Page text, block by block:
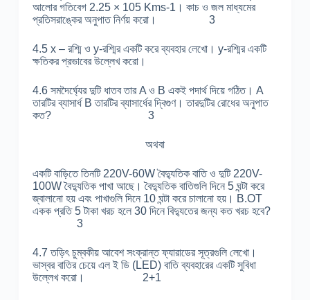
আলোর গতিবেগ 2.25 × 105 Kms-1। কাচ ও জল মাধ্যমের
প্রতিসরাঙ্কের অনুপাত নির্ণয় করো। 3
4.5 x – রশ্মি ও y-রশ্মির একটি করে ব্যবহার লেখো। y-রশ্মির একটি
ক্ষতিকর প্রভাবের উল্লেখ করো।
4.6 সমদৈর্ঘ্যের দুটি ধাতব তার A ও B একই পদার্থ দিয়ে গঠিত। A
তারটির ব্যাসার্ধ B তারটির ব্যাসার্ধের দ্বিগুণ। তারদুটির রোধের অনুপাত
কত? 3
অথবা
একটি বাড়িতে তিনটি 220V-60W বৈদ্যুতিক বাতি ও দুটি 220V-
100W বৈদ্যুতিক পাখা আছে। বৈদ্যুতিক বাতিগুলি দিনে 5 ঘন্টা করে
জ্বালানো হয় এবং পাখাগুলি দিনে 10 ঘন্টা করে চালানো হয়। B.OT
একক প্রতি 5 টাকা খরচ হলে 30 দিনে বিদ্যুতের জন্য কত খরচ হবে?
3
4.7 তড়িৎ চুম্বকীয় আবেশ সংক্রান্ত ফ্যারাডের সূত্রগুলি লেখো।
ভাস্বর বাতির চেয়ে এল ই ডি (LED) বাতি ব্যবহারের একটি সুবিধা
উল্লেখ করো। 2+1